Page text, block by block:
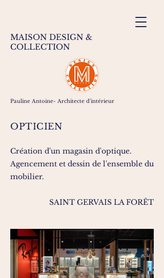
MAISON DESIGN &
COLLECTION
Pauline Antoine- Architecte d'intérieur
OPTICIEN
Création d'un magasin d'optique.
Agencement et dessin de l'ensemble du
mobilier.
SAINT GERVAIS LA FORÊT